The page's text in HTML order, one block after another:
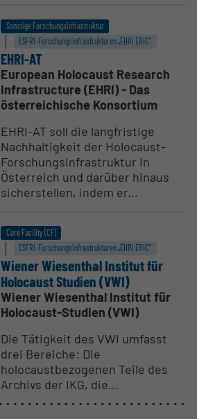
Sonstige Forschungsinfrastruktur
ESFRI-Forschungs­infrastrukturen „EHRI ERIC“
EHRI-AT
European Holocaust Research
Infrastructure (EHRI) - Das
österreichische Konsortium
EHRI-AT soll die langfristige
Nachhaltigkeit der Holocaust-
Forschungsinfrastruktur in
Österreich und darüber hinaus
sicherstellen, indem er...
Core Facility (CF)
ESFRI-Forschungs­infrastrukturen „EHRI ERIC“
Wiener Wiesenthal Institut für
Holocaust Studien (VWI)
Wiener Wiesenthal Institut für
Holocaust-Studien (VWI)
Die Tätigkeit des VWI umfasst
drei Bereiche: Die
holocaustbezogenen Teile des
Archivs der IKG, die...